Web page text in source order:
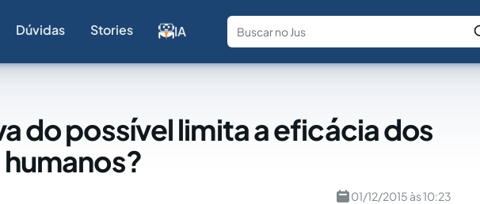
Dúvidas Stories IA
Fale com a IA Buscar no Jus
do possível limita a eficácia dos
01/12/2015 às 10:23